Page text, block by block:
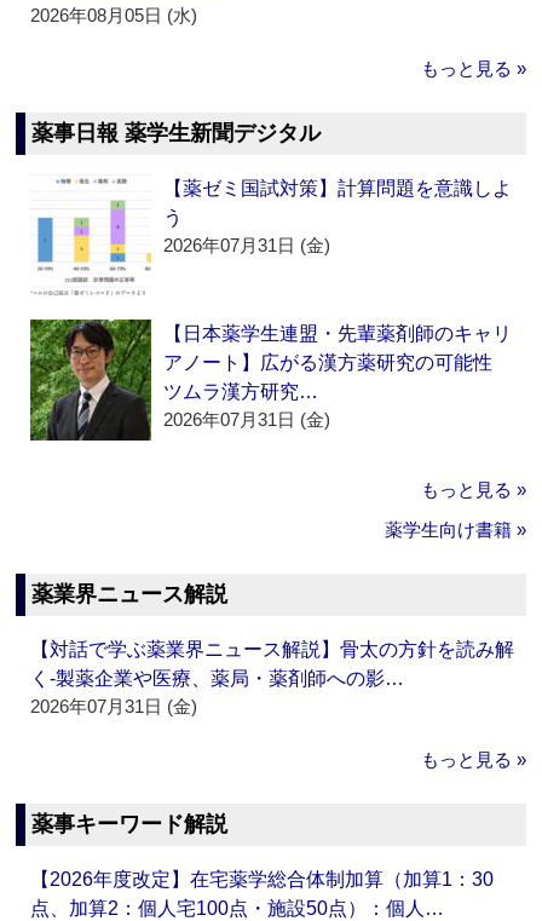
2026年08月05日 (水)
もっと見る »
薬事日報 薬学生新聞デジタル
【薬ゼミ国試対策】計算問題を意識しよ
う
2026年07月31日 (金)
【日本薬学生連盟・先輩薬剤師のキャリ
アノート】広がる漢方薬研究の可能性
ツムラ漢方研究…
2026年07月31日 (金)
もっと見る »
薬学生向け書籍 »
薬業界ニュース解説
【対話で学ぶ薬業界ニュース解説】骨太の方針を読み解
く‐製薬企業や医療、薬局・薬剤師への影…
2026年07月31日 (金)
もっと見る »
薬事キーワード解説
【2026年度改定】在宅薬学総合体制加算（加算1：30
点、加算2：個人宅100点・施設50点）：個人…